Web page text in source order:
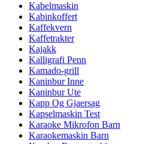
Kabelmaskin
Kabinkoffert
Kaffekvern
Kaffetrakter
Kajakk
Kalligrafi Penn
Kamado-grill
Kaninbur Inne
Kaninbur Ute
Kapp Og Gjaersag
Kapselmaskin Test
Karaoke Mikrofon Barn
Karaokemaskin Barn